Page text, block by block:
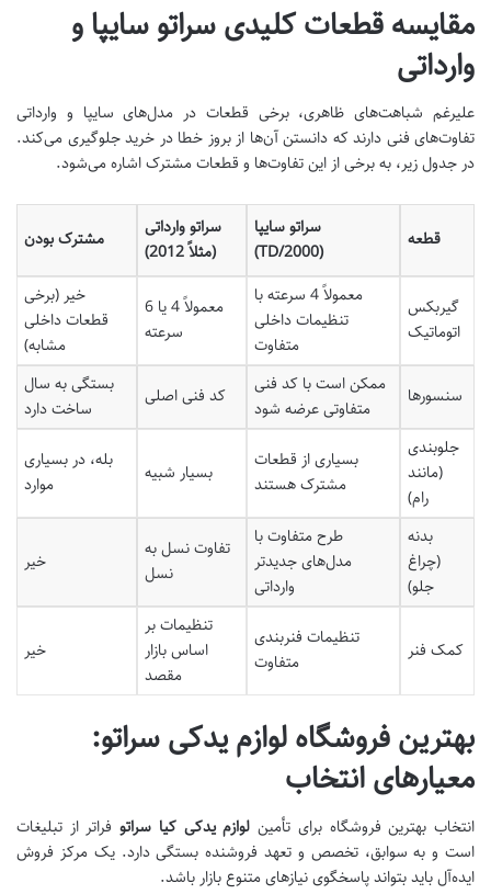
مقایسه قطعات کلیدی سراتو سایپا و
وارداتی
علیرغم شباهت‌های ظاهری، برخی قطعات در مدل‌های سایپا و وارداتی
تفاوت‌های فنی دارند که دانستن آن‌ها از بروز خطا در خرید جلوگیری می‌کند.
در جدول زیر، به برخی از این تفاوت‌ها و قطعات مشترک اشاره می‌شود.
قطعه
سراتو سایپا
(TD/2000)
سراتو وارداتی
(مثلاً 2012)
مشترک بودن
گیربکس
اتوماتیک
معمولاً 4 سرعته با
تنظیمات داخلی
متفاوت
معمولاً 4 یا 6
سرعته
خیر (برخی
قطعات داخلی
مشابه)
سنسورها
ممکن است با کد فنی
متفاوتی عرضه شود
کد فنی اصلی
بستگی به سال
ساخت دارد
جلوبندی
(مانند
رام)
بسیاری از قطعات
مشترک هستند
بسیار شبیه
بله، در بسیاری
موارد
بدنه
(چراغ
جلو)
طرح متفاوت با
مدل‌های جدیدتر
وارداتی
تفاوت نسل به
نسل
خیر
کمک فنر
تنظیمات فنربندی
متفاوت
تنظیمات بر
اساس بازار
مقصد
خیر
بهترین فروشگاه لوازم یدکی سراتو:
معیارهای انتخاب
انتخاب بهترین فروشگاه برای تأمین لوازم یدکی کیا سراتوفراتر از تبلیغات
است و به سوابق، تخصص و تعهد فروشنده بستگی دارد. یک مرکز فروش
ایده‌آل باید بتواند پاسخگوی نیازهای متنوع بازار باشد.